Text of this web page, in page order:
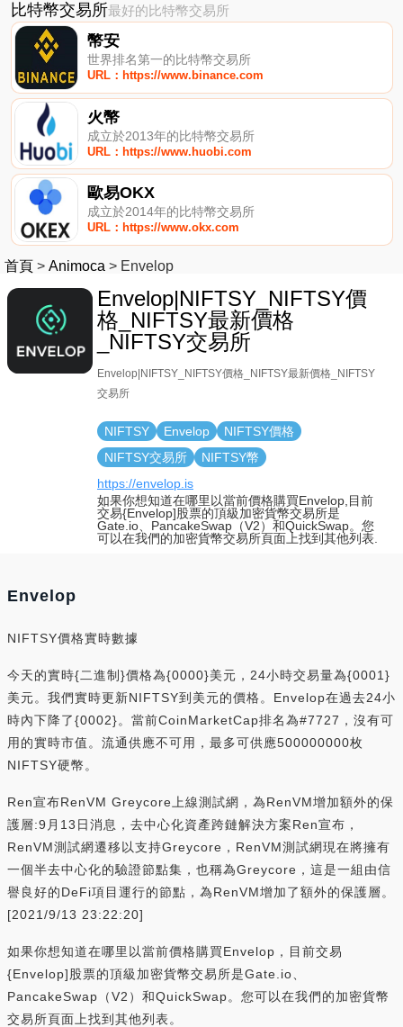
比特幣交易所最好的比特幣交易所
幣安
世界排名第一的比特幣交易所
URL：https://www.binance.com
火幣
成立於2013年的比特幣交易所
URL：https://www.huobi.com
歐易OKX
成立於2014年的比特幣交易所
URL：https://www.okx.com
首頁 > Animoca > Envelop
Envelop|NIFTSY_NIFTSY價
格_NIFTSY最新價格
_NIFTSY交易所
Envelop|NIFTSY_NIFTSY價格_NIFTSY最新價格_NIFTSY
交易所
NIFTSY Envelop
NIFTSY價格
NIFTSY交易所
NIFTSY幣
https://envelop.is
如果你想知道在哪里以當前價格購買Envelop,目前
交易{Envelop]股票的頂級加密貨幣交易所是
Gate.io、PancakeSwap（V2）和QuickSwap。您
可以在我們的加密貨幣交易所頁面上找到其他列表.
Envelop
NIFTSY價格實時數據
今天的實時{二進制}價格為{0000}美元，24小時交易量為{0001}
美元。我們實時更新NIFTSY到美元的價格。Envelop在過去24小
時內下降了{0002}。當前CoinMarketCap排名為#7727，沒有可
用的實時市值。流通供應不可用，最多可供應500000000枚
NIFTSY硬幣。
Ren宣布RenVM Greycore上線測試網，為RenVM增加額外的保
護層:9月13日消息，去中心化資產跨鏈解決方案Ren宣布，
RenVM測試網遷移以支持Greycore，RenVM測試網現在將擁有
一個半去中心化的驗證節點集，也稱為Greycore，這是一組由信
譽良好的DeFi項目運行的節點，為RenVM增加了額外的保護層。
[2021/9/13 23:22:20]
如果你想知道在哪里以當前價格購買Envelop，目前交易
{Envelop]股票的頂級加密貨幣交易所是Gate.io、
PancakeSwap（V2）和QuickSwap。您可以在我們的加密貨幣
交易所頁面上找到其他列表。